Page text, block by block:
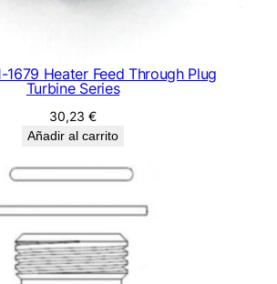
1679 Heater Feed Through Plug
Turbine Series
30,23 €
Añadir al carrito